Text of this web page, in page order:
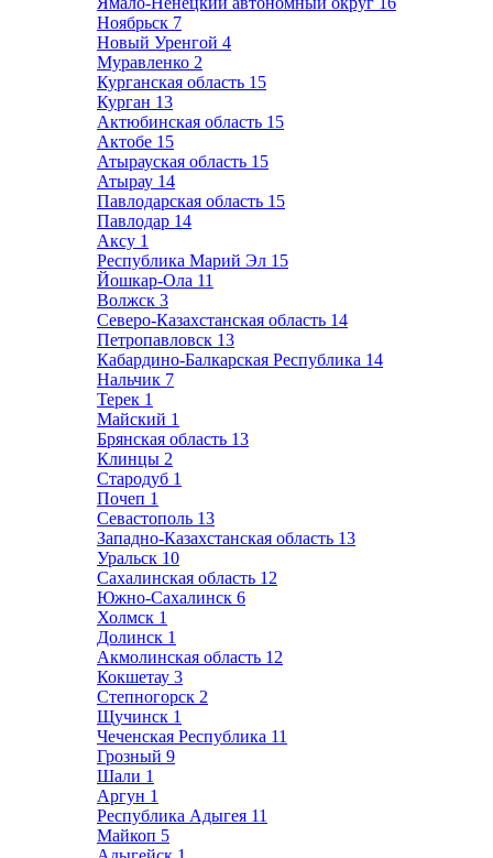
Ноябрьск 7
Новый Уренгой 4
Муравленко 2
Курганская область 15
Курган 13
Актюбинская область 15
Актобе 15
Атырауская область 15
Атырау 14
Павлодарская область 15
Павлодар 14
Аксу 1
Республика Марий Эл 15
Йошкар-Ола 11
Волжск 3
Северо-Казахстанская область 14
Петропавловск 13
Кабардино-Балкарская Республика 14
Нальчик 7
Терек 1
Майский 1
Брянская область 13
Клинцы 2
Стародуб 1
Почеп 1
Севастополь 13
Западно-Казахстанская область 13
Уральск 10
Сахалинская область 12
Южно-Сахалинск 6
Холмск 1
Долинск 1
Акмолинская область 12
Кокшетау 3
Степногорск 2
Щучинск 1
Чеченская Республика 11
Грозный 9
Шали 1
Аргун 1
Республика Адыгея 11
Майкоп 5